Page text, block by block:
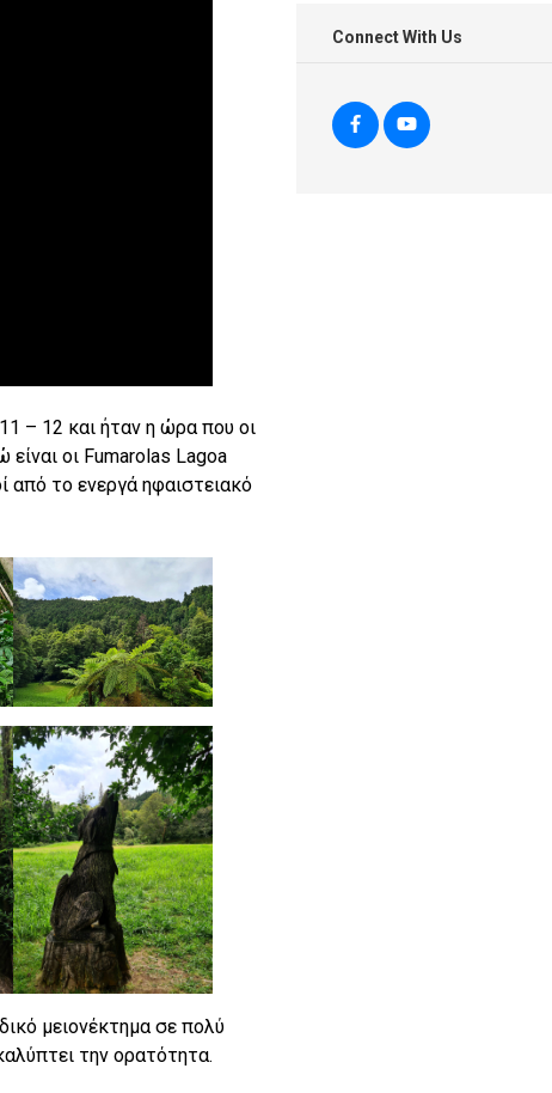
– 12 και ήταν η ώρα που οι
οι Fumarolas Lagoa
από το ενεργά ηφαιστειακό
μειονέκτημα σε πολύ
την ορατότητα.
Connect With Us